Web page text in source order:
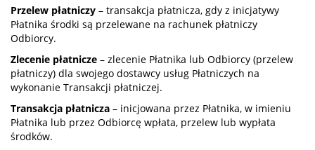
Przelew płatniczy – transakcja płatnicza, gdy z inicjatywy
Płatnika środki są przelewane na rachunek płatniczy
Odbiorcy.
Zlecenie płatnicze – zlecenie Płatnika lub Odbiorcy (przelew
płatniczy) dla swojego dostawcy usług Płatniczych na
wykonanie Transakcji płatniczej.
Transakcja płatnicza – inicjowana przez Płatnika, w imieniu
Płatnika lub przez Odbiorcę wpłata, przelew lub wypłata
środków.